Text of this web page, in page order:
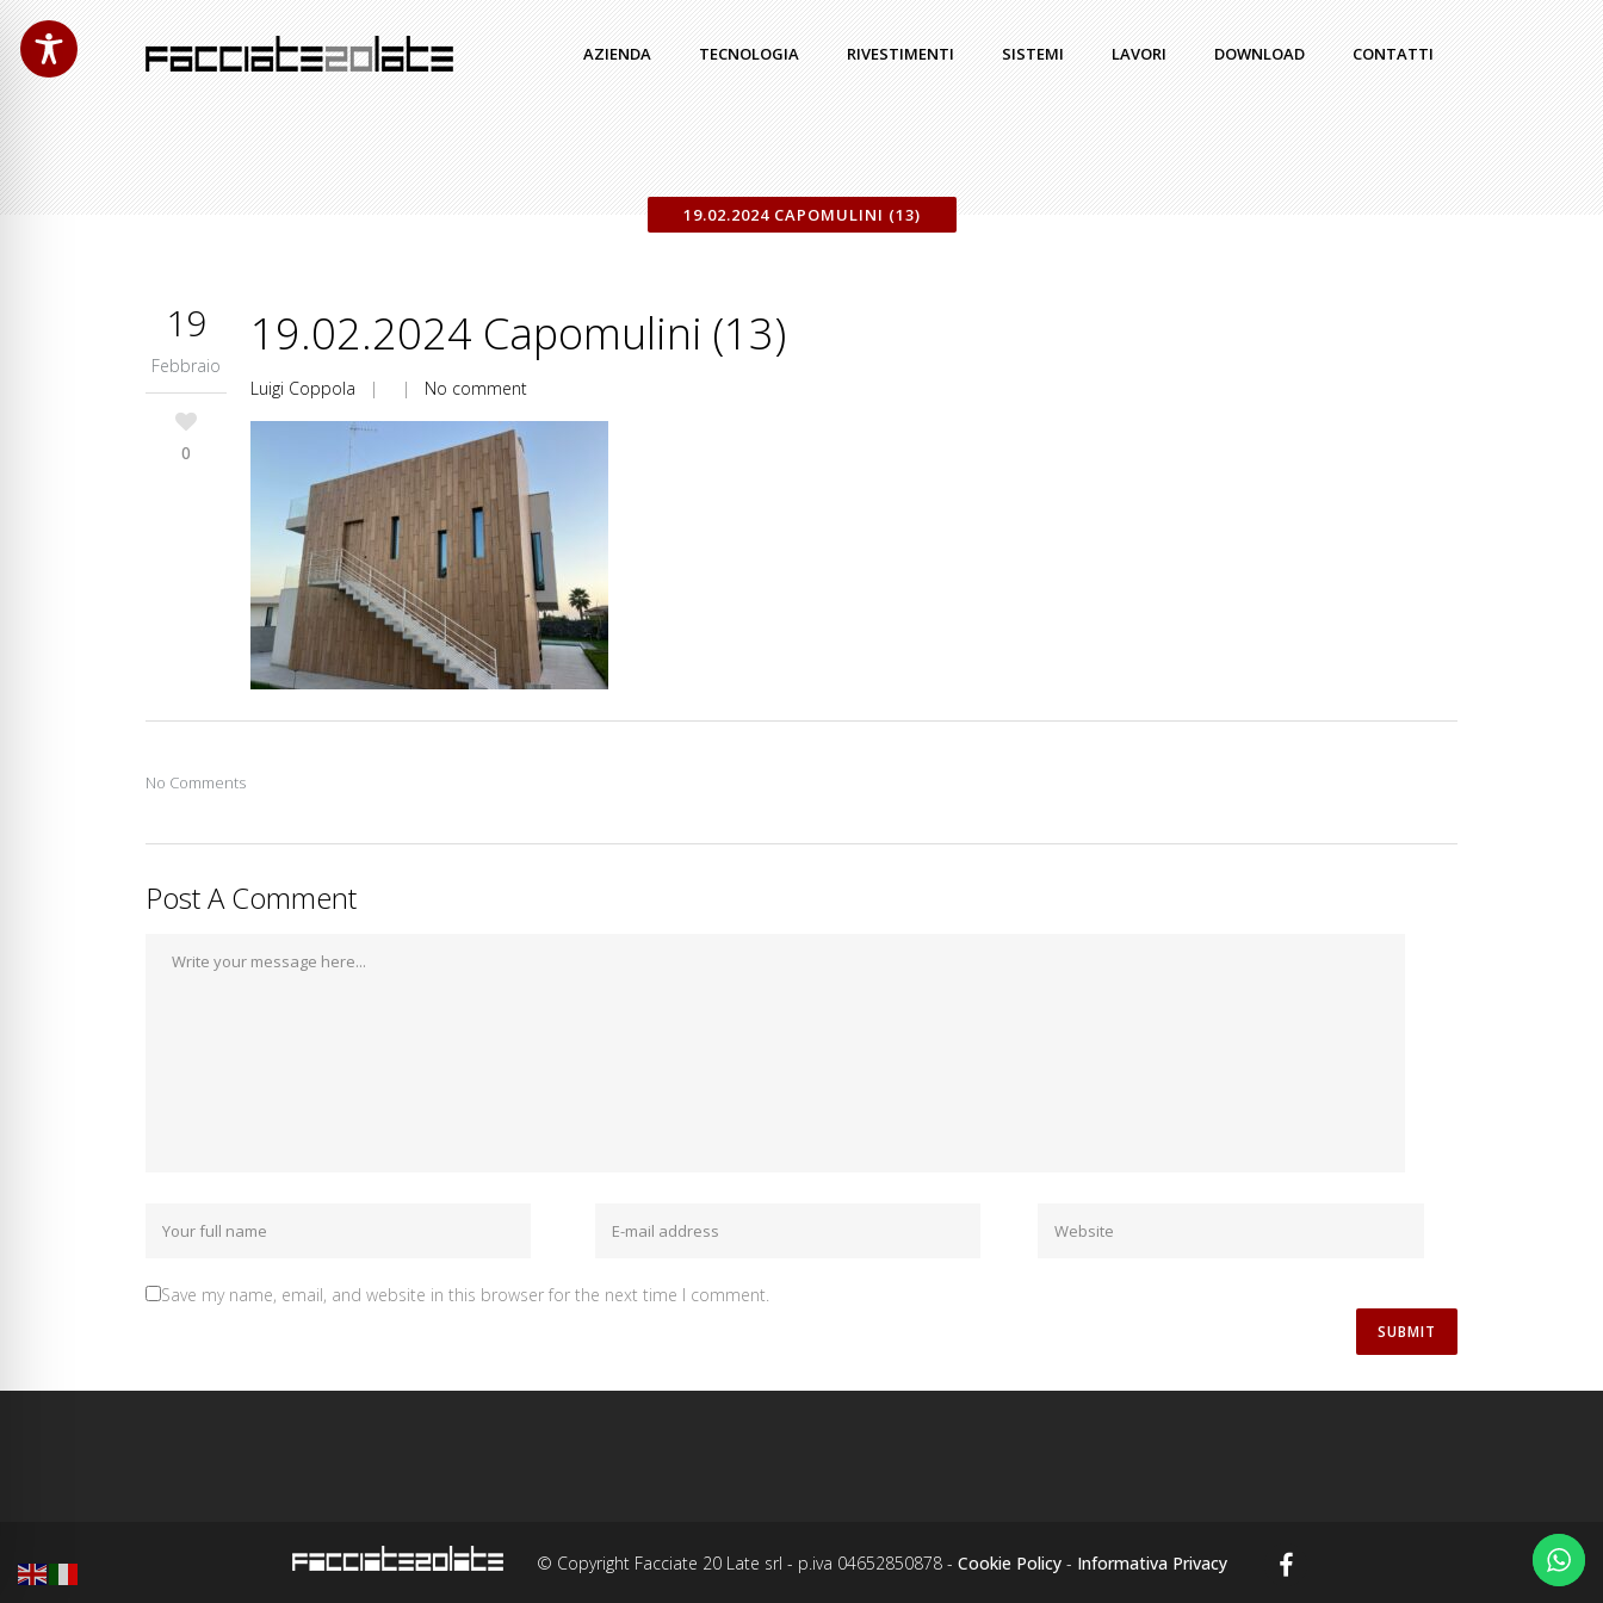
AZIENDA TECNOLOGIA RIVESTIMENTI SISTEMI LAVORI DOWNLOAD CONTATTI
19.02.2024 CAPOMULINI (13)
19
Febbraio
0
19.02.2024 Capomulini (13)
Luigi Coppola | | No comment
No Comments
Post A Comment
Save my name, email, and website in this browser for the next time I comment.
© Copyright Facciate 20 Late srl - p.iva 04652850878 - Cookie Policy - Informativa Privacy